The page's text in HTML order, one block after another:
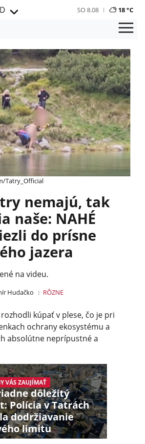
SO 8.08 18 °C
Tatry_Official
nemajú, tak
naše: NAHÉ
do prísne
jazera
na videu.
Hudačko RÔZNE
kúpať v plese, čo je pri
ochrany ekosystému a
absolútne neprípustné a
VÁS ZAUJÍMAŤ
dôležitý
Polícia v Tatrách
dodržiavanie
limitu